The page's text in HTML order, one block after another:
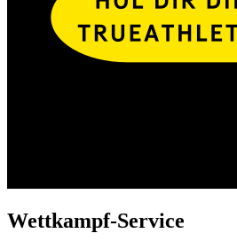
Wettkampf-Service